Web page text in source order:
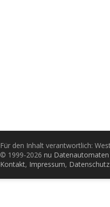
Für den Inhalt verantwortlich:
© 1999-2026 nu
Kontakt, Impressum, Datenschutz